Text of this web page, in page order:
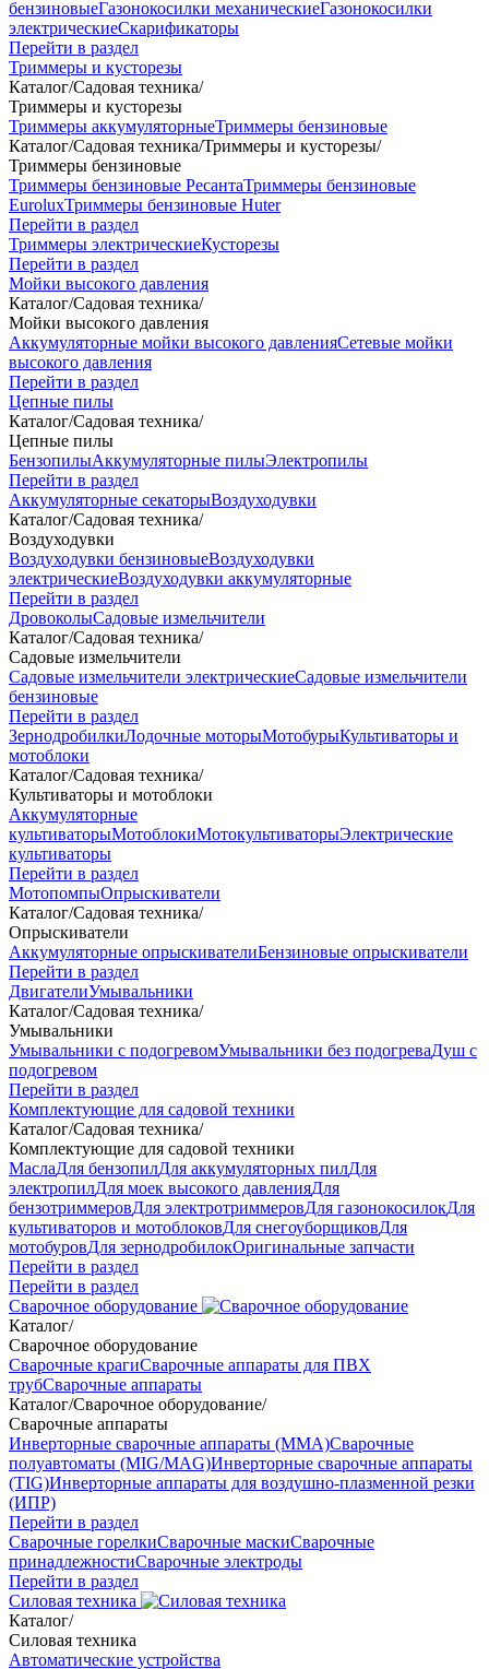
бензиновыеГазонокосилки механическиеГазонокосилки
электрическиеСкарификаторы
Перейти в раздел
Триммеры и кусторезы
Каталог/Садовая техника/
Триммеры и кусторезы
Триммеры аккумуляторныеТриммеры бензиновые
Каталог/Садовая техника/Триммеры и кусторезы/
Триммеры бензиновые
Триммеры бензиновые РесантаТриммеры бензиновые
EuroluxТриммеры бензиновые Huter
Перейти в раздел
Триммеры электрическиеКусторезы
Перейти в раздел
Мойки высокого давления
Каталог/Садовая техника/
Мойки высокого давления
Аккумуляторные мойки высокого давленияСетевые мойки
высокого давления
Перейти в раздел
Цепные пилы
Каталог/Садовая техника/
Цепные пилы
БензопилыАккумуляторные пилыЭлектропилы
Перейти в раздел
Аккумуляторные секаторыВоздуходувки
Каталог/Садовая техника/
Воздуходувки
Воздуходувки бензиновыеВоздуходувки
электрическиеВоздуходувки аккумуляторные
Перейти в раздел
ДровоколыСадовые измельчители
Каталог/Садовая техника/
Садовые измельчители
Садовые измельчители электрическиеСадовые измельчители
бензиновые
Перейти в раздел
ЗернодробилкиЛодочные моторыМотобурыКультиваторы и
мотоблоки
Каталог/Садовая техника/
Культиваторы и мотоблоки
Аккумуляторные
культиваторыМотоблокиМотокультиваторыЭлектрические
культиваторы
Перейти в раздел
МотопомпыОпрыскиватели
Каталог/Садовая техника/
Опрыскиватели
Аккумуляторные опрыскивателиБензиновые опрыскиватели
Перейти в раздел
ДвигателиУмывальники
Каталог/Садовая техника/
Умывальники
Умывальники с подогревомУмывальники без подогреваДуш с
подогревом
Перейти в раздел
Комплектующие для садовой техники
Каталог/Садовая техника/
Комплектующие для садовой техники
МаслаДля бензопилДля аккумуляторных пилДля
электропилДля моек высокого давленияДля
бензотриммеровДля электротриммеровДля газонокосилокДля
культиваторов и мотоблоковДля снегоуборщиковДля
мотобуровДля зернодробилокОригинальные запчасти
Перейти в раздел
Перейти в раздел
Сварочное оборудование
Каталог/
Сварочное оборудование
Сварочные крагиСварочные аппараты для ПВХ
трубСварочные аппараты
Каталог/Сварочное оборудование/
Сварочные аппараты
Инверторные сварочные аппараты (ММА)Сварочные
полуавтоматы (MIG/MAG)Инверторные сварочные аппараты
(TIG)Инверторные аппараты для воздушно-плазменной резки
(ИПР)
Перейти в раздел
Сварочные горелкиСварочные маскиСварочные
принадлежностиСварочные электроды
Перейти в раздел
Силовая техника
Каталог/
Силовая техника
Автоматические устройства